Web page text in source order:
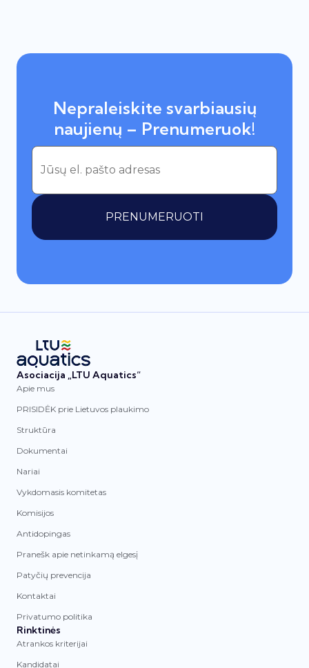
Nepraleiskite svarbiausių
naujienų – Prenumeruok!
PRENUMERUOTI
Asociacija „LTU Aquatics“
Apie mus
PRISIDĖK prie Lietuvos plaukimo
Struktūra
Dokumentai
Nariai
Vykdomasis komitetas
Komisijos
Antidopingas
Pranešk apie netinkamą elgesį
Patyčių prevencija
Kontaktai
Privatumo politika
Rinktinės
Atrankos kriterijai
Kandidatai